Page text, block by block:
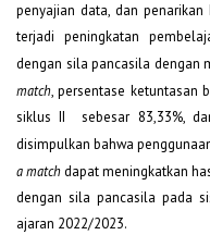
penyajian data, dan
terjadi peningkatan
dengan sila pancasila
match, persentase ketuntasan
siklus II sebesar 83,33%,
disimpulkan bahwa
a matchdapat meningkatkan
dengan sila pancasila pada
ajaran 2022/2023.